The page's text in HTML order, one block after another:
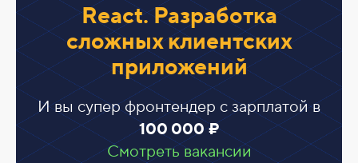
React. Разработка
сложных клиентских
приложений
И вы супер фронтендер с зарплатой в
100 000 ₽
Смотреть вакансии